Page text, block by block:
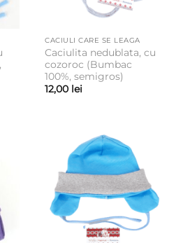
CACIULI CARE SE LEAGA
Caciulita nedublata, cu
cozoroc (Bumbac
100%, semigros)
12,00 lei